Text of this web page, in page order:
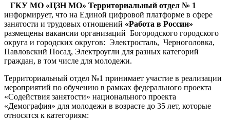
ГКУ МО «ЦЗН МО» Территориальный отдел № 1
информирует, что на Единой цифровой платформе в сфере
занятости и трудовых отношений «Работа в России»
размещены вакансии организаций Богородского городского
округа и городских округов: Электросталь, Черноголовка,
Павловский Посад, Электроугли для разных категорий
граждан, в том числе для молодежи.
Территориальный отдел №1 принимает участие в реализации
мероприятий по обучению в рамках федерального проекта
«Содействия занятости» национального проекта
«Демография» для молодежи в возрасте до 35 лет, которые
относятся к категориям: